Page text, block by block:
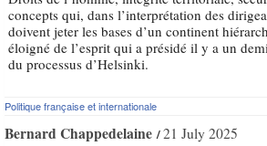
concepts qui, dans l’interprétation des
doivent jeter les bases d’un continent
éloigné de l’esprit qui a présidé il y a un
du processus d’Helsinki.
Politique française et internationale
Bernard Chappedelaine 21 July 2025